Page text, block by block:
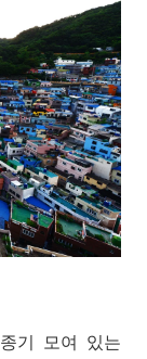
기 모여 있는